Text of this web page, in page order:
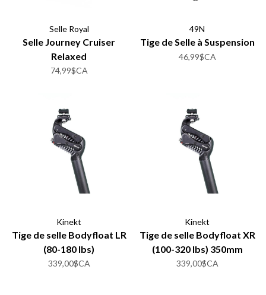
Selle Royal
Selle Journey Cruiser
Relaxed
74,99$CA
49N
Tige de Selle à Suspension
46,99$CA
Kinekt
Tige de selle Bodyfloat LR
(80-180 lbs)
339,00$CA
Kinekt
Tige de selle Bodyfloat XR
(100-320 lbs) 350mm
339,00$CA